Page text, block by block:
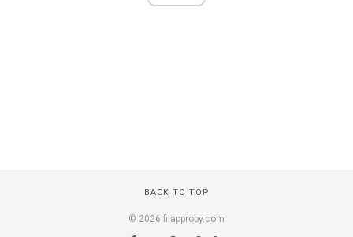
BACK TO TOP
© 2026 fi.approby.com